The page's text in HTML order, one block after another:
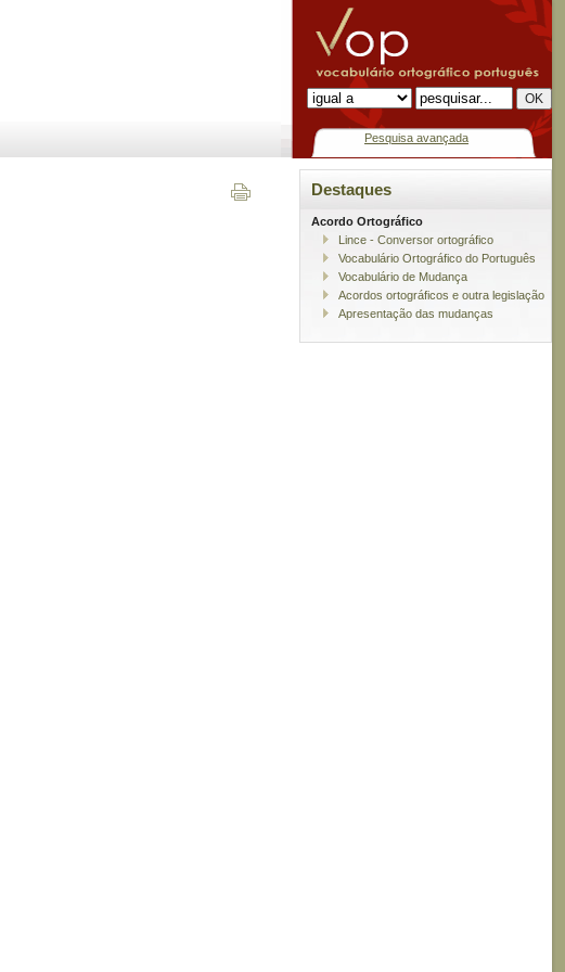
Pesquisa avançada
Destaques
Acordo Ortográfico
Lince - Conversor ortográfico
Vocabulário Ortográfico do Português
Vocabulário de Mudança
Acordos ortográficos e outra legislação
Apresentação das mudanças